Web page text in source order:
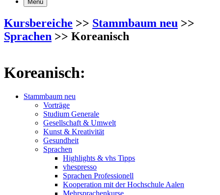
Menü
Kursbereiche >> Stammbaum neu >>
Sprachen >> Koreanisch
Koreanisch:
Stammbaum neu
Vorträge
Studium Generale
Gesellschaft & Umwelt
Kunst & Kreativität
Gesundheit
Sprachen
Highlights & vhs Tipps
vhespresso
Sprachen Professionell
Kooperation mit der Hochschule Aalen
Mehrsprachenkurse